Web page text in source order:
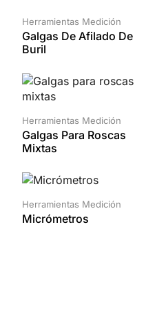
Herramientas Medición
Galgas De Afilado De
Buril
Herramientas Medición
Galgas Para Roscas
Mixtas
Herramientas Medición
Micrómetros